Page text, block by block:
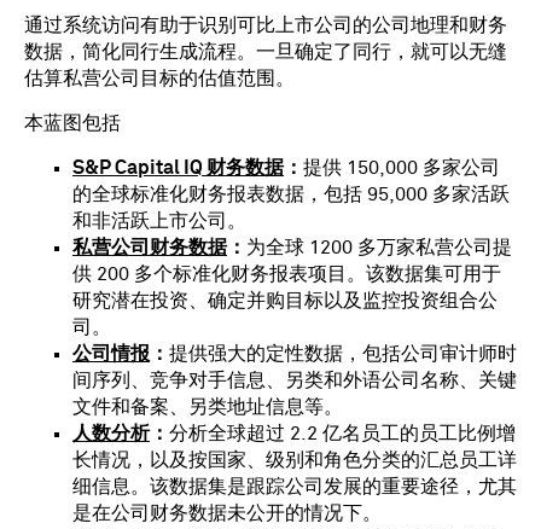
通过系统访问有助于识别可比上市公司的公司地理和财务
数据，简化同行生成流程。一旦确定了同行，就可以无缝
估算私营公司目标的估值范围。
本蓝图包括
S&P Capital IQ 财务数据： 提供 150,000 多家公司
的全球标准化财务报表数据，包括 95,000 多家活跃
和非活跃上市公司。
私营公司财务数据： 为全球 1200 多万家私营公司提
供 200 多个标准化财务报表项目。该数据集可用于
研究潜在投资、确定并购目标以及监控投资组合公
司。
公司情报 ： 提供强大的定性数据，包括公司审计师时
间序列、竞争对手信息、另类和外语公司名称、关键
文件和备案、另类地址信息等。
人数分析： 分析全球超过 2.2 亿名员工的员工比例增
长情况，以及按国家、级别和角色分类的汇总员工详
细信息。该数据集是跟踪公司发展的重要途径，尤其
是在公司财务数据未公开的情况下。